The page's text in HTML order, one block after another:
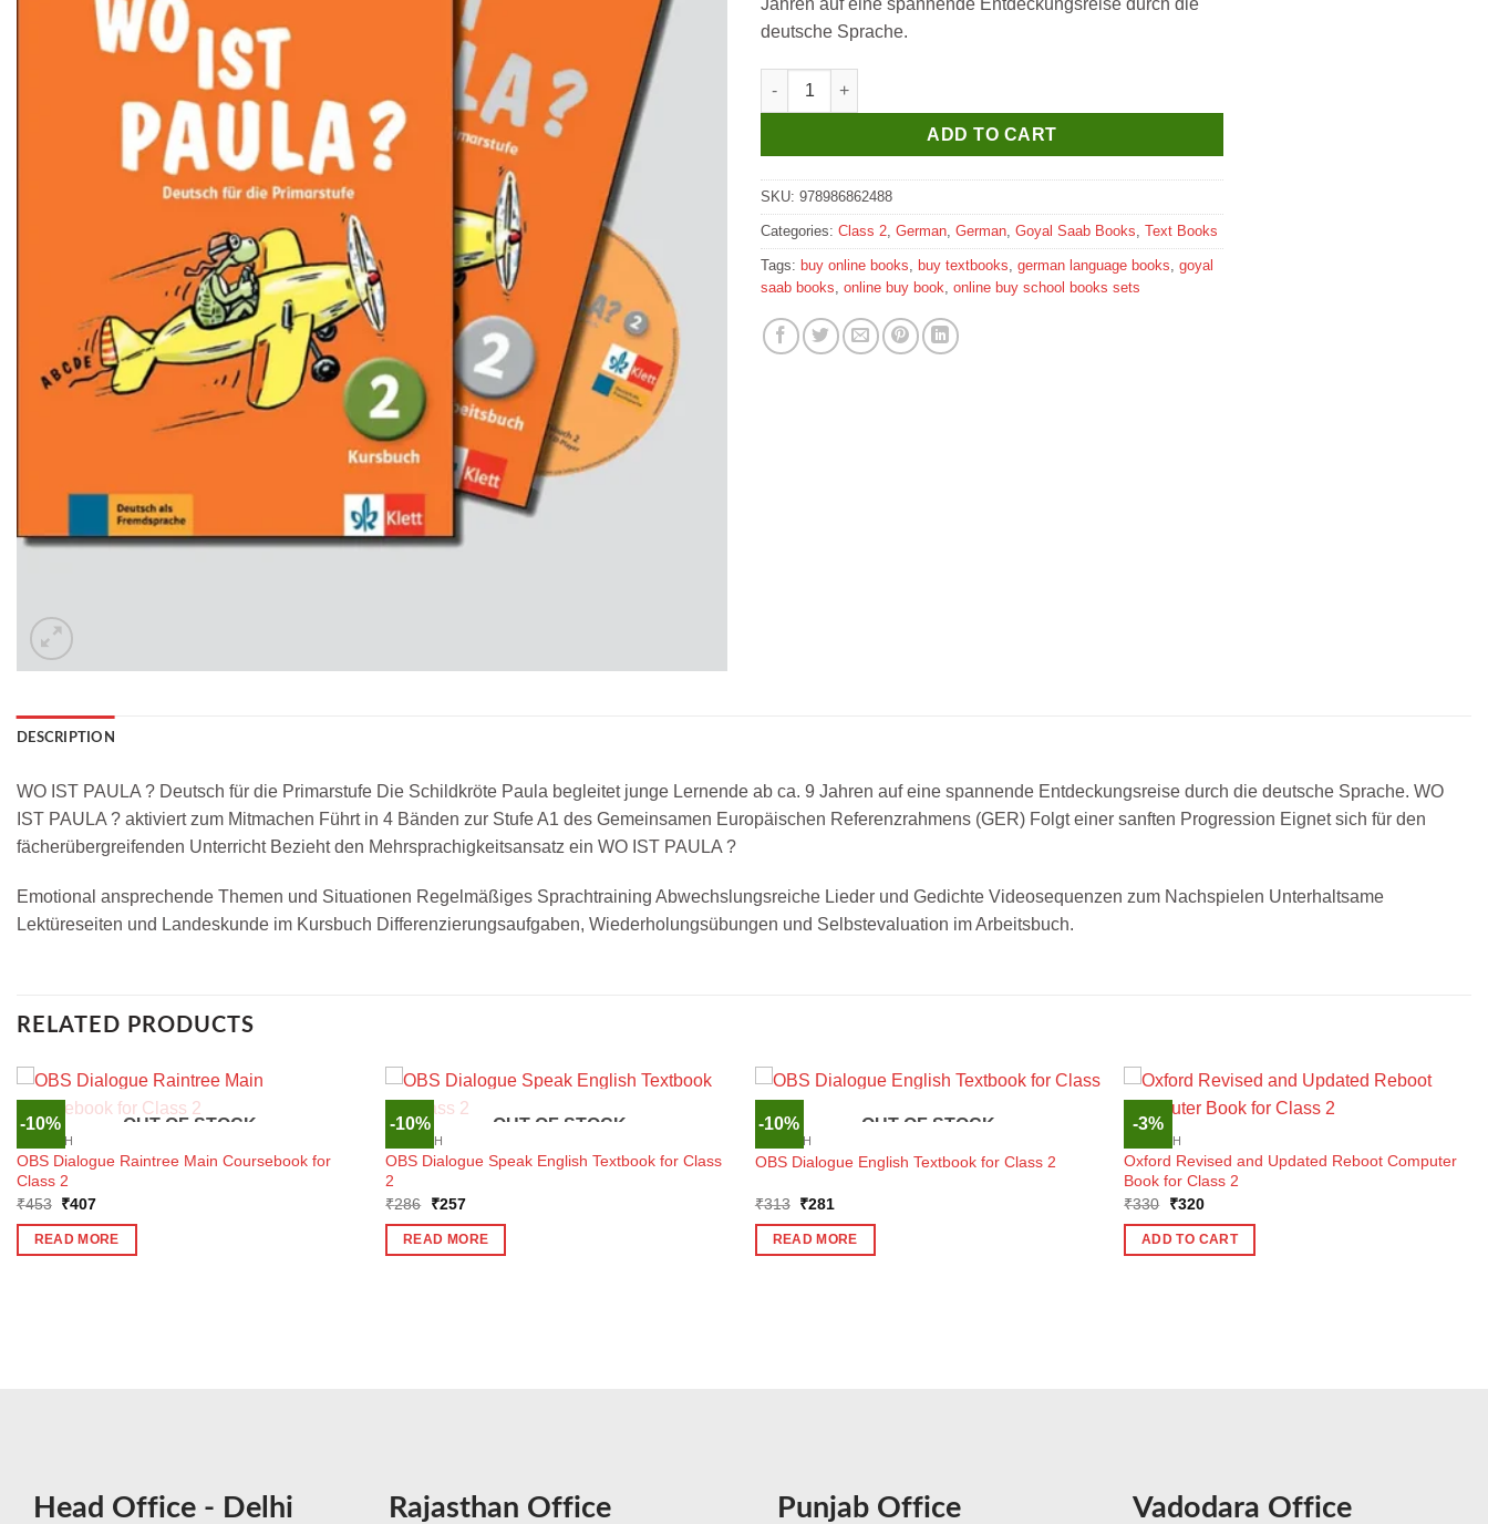
deutsche Sprache.
Goyal Saab Wo ist Paula 2 Kursbuch+Arbeitsbuch (2 Book set) quantity
ADD TO CART
SKU: 978986862488
Categories: Class 2 German German Goyal Saab Books Text Books
Tags: buy online books buy textbooks german language books goyal
saab books online buy book online buy school books sets
DESCRIPTION
WO IST PAULA ? Deutsch für die Primarstufe Die Schildkröte Paula begleitet junge Lernende ab ca. 9 Jahren auf eine spannende Entdeckungsreise durch die deutsche Sprache. WO
IST PAULA ? aktiviert zum Mitmachen Führt in 4 Bänden zur Stufe A1 des Gemeinsamen Europäischen Referenzrahmens (GER) Folgt einer sanften Progression Eignet sich für den
fächerübergreifenden Unterricht Bezieht den Mehrsprachigkeitsansatz ein WO IST PAULA ?
Emotional ansprechende Themen und Situationen Regelmäßiges Sprachtraining Abwechslungsreiche Lieder und Gedichte Videosequenzen zum Nachspielen Unterhaltsame
Lektüreseiten und Landeskunde im Kursbuch Differenzierungsaufgaben, Wiederholungsübungen und Selbstevaluation im Arbeitsbuch.
RELATED PRODUCTS
-10% OUT OF STOCK
ENGLISH
OBS Dialogue Raintree Main Coursebook for
Class 2
₹453 Original
was:
₹453.
₹407Current
is:
₹407.
READ MORE
-10% OUT OF STOCK
ENGLISH
OBS Dialogue Speak English Textbook for Class
2
₹286
Original
was:
₹286.
₹257Current
is:
₹257.
READ MORE
-10% OUT OF STOCK
ENGLISH
OBS Dialogue English Textbook for Class 2
₹313 Original
was:
₹313.
₹281
is:
₹281.
READ MORE
-3%
ENGLISH
Oxford Revised and Updated Reboot Computer
Book for Class 2
₹330
Original
was:
₹330.
₹320Current
is:
₹320.
ADD TO CART
Head Office - Delhi Rajasthan Office Punjab Office Vadodara Office